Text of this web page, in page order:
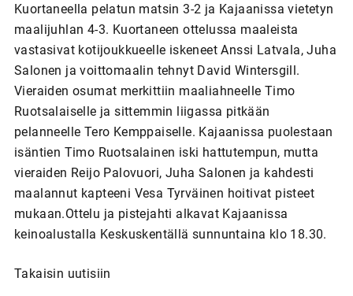
Kuortaneella pelatun matsin 3-2 ja Kajaanissa vietetyn
maalijuhlan 4-3. Kuortaneen ottelussa maaleista
vastasivat kotijoukkueelle iskeneet Anssi Latvala, Juha
Salonen ja voittomaalin tehnyt David Wintersgill.
Vieraiden osumat merkittiin maaliahneelle Timo
Ruotsalaiselle ja sittemmin liigassa pitkään
pelanneelle Tero Kemppaiselle. Kajaanissa puolestaan
isäntien Timo Ruotsalainen iski hattutempun, mutta
vieraiden Reijo Palovuori, Juha Salonen ja kahdesti
maalannut kapteeni Vesa Tyrväinen hoitivat pisteet
mukaan.Ottelu ja pistejahti alkavat Kajaanissa
keinoalustalla Keskuskentällä sunnuntaina klo 18.30.
Takaisin uutisiin